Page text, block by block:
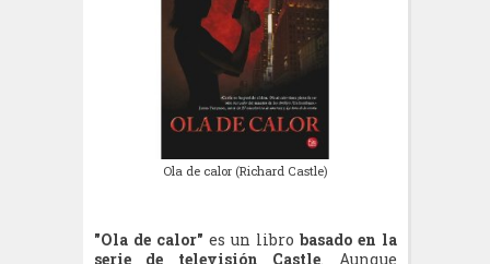
Ola de calor (Richard Castle)
"Ola de calor" es un libro basado en la
serie de televisión Castle. Aunque